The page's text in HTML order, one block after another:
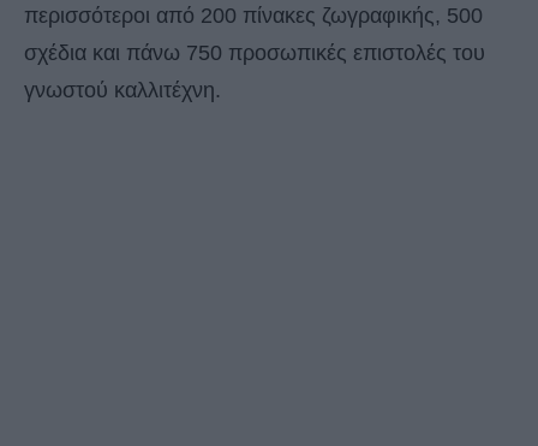
περισσότεροι από 200 πίνακες ζωγραφικής, 500
σχέδια και πάνω 750 προσωπικές επιστολές του
γνωστού καλλιτέχνη.